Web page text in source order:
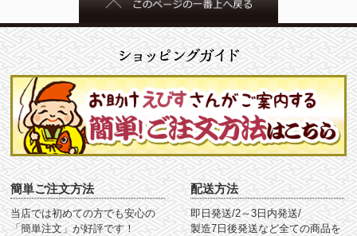
簡単ご注文方法
当店では初めての方でも安心の
「簡単注文」が好評です！
配送方法
即日発送/2～3日内発送/
製造7日後発送など全ての商品を